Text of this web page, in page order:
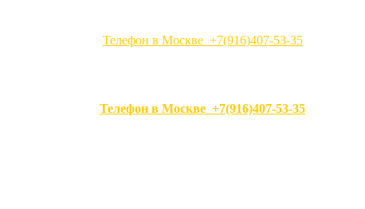
Телефон в Москве +7(916)407-53-35
Телефон в Москве +7(916)407-53-35